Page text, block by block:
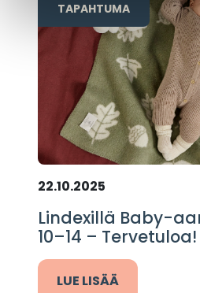
TAPAHTUMA
22.10.2025
Lindexillä Baby-
10–14 – Tervetuloa!
LUE LISÄÄ